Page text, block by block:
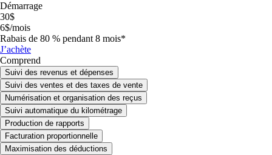
Démarrage
30$
6$/mois
Rabais de 80 % pendant 8 mois*
J’achète
Comprend
Suivi des revenus et dépenses
Suivi des ventes et des taxes de vente
Numérisation et organisation des reçus
Suivi automatique du kilométrage
Production de rapports
Facturation proportionnelle
Maximisation des déductions